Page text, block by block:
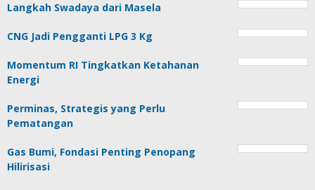
Langkah Swadaya dari Masela
CNG Jadi Pengganti LPG 3 Kg
Momentum RI Tingkatkan Ketahanan
Energi
Perminas, Strategis yang Perlu
Pematangan
Gas Bumi, Fondasi Penting Penopang
Hilirisasi